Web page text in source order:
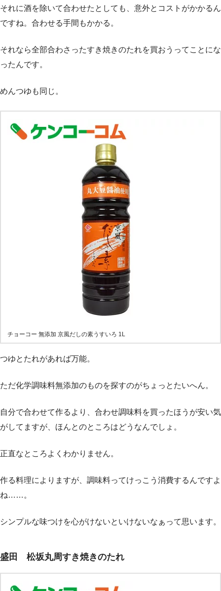
それに酒を除いて合わせたとしても、意外とコストがかかるん
ですね。合わせる手間もかかる。
それなら全部合わさったすき焼きのたれを買おうってことにな
ったんです。
めんつゆも同じ。
チョーコー 無添加 京風だしの素うすいろ 1L
つゆとたれがあれば万能。
ただ化学調味料無添加のものを探すのがちょっとたいへん。
自分で合わせて作るより、合わせ調味料を買ったほうが安い気
がしてますが、ほんとのところはどうなんでしょ。
正直なところよくわかりません。
作る料理によりますが、調味料ってけっこう消費するんですよ
ね……。
シンプルな味つけを心がけないといけないなぁって思います。
盛田 松坂丸周すき焼きのたれ